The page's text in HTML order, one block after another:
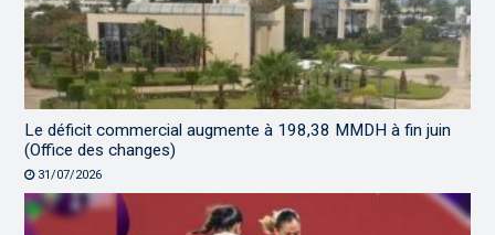
Le déficit commercial augmente à 198,38 MMDH à fin juin
(Office des changes)
31/07/2026